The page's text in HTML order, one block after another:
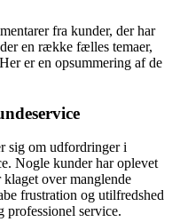
fra kunder, der har
en række fælles temaer,
er en opsummering af de
sig om udfordringer i
Nogle kunder har oplevet
over manglende
frustration og utilfredshed
professionel service.